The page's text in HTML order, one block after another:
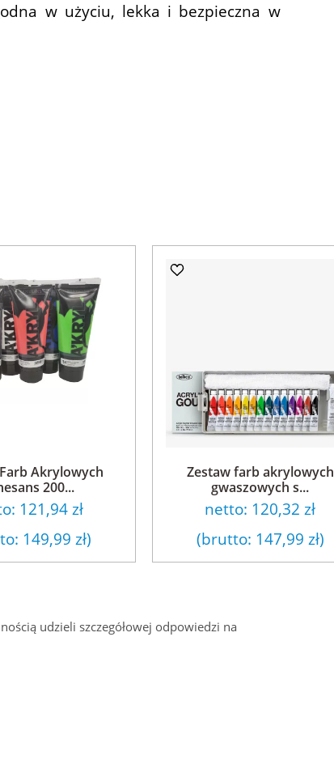
w użyciu, lekka i bezpieczna w
Akrylowych
200...
121,94 zł
149,99 zł)
Zestaw farb akrylowych
gwaszowych s...
netto: 120,32 zł
(brutto: 147,99 zł)
udzieli szczegółowej odpowiedzi na